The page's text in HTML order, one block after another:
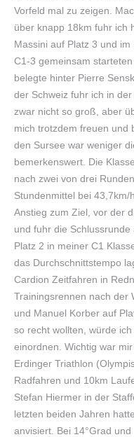
Vorfeld mal zu zeigen.
über knapp 18km fuhr ich
Massini auf Platz 3 und
C1-3 gemeinsam
belegte hinter Pierre
der Schweiz fuhr ich in
zwar nicht so groß, aber
mich trotzdem freuen und
den Sursee war weniger
bemerkenswert. Die
nach zwei von drei
Stundenmittel bei
Anstieg zum Ziel, vor der
und fuhr die
Platz 2 in meiner C1
das Durchschnittstempo
Cardion Zeitfahren in
Trainingsrennen nach der
und Manuel Korber auf
so recht wollten, würde
einordnen. Wichtig war
Erdinger Triathlon
Radfahren und 10km
Stefan Hiermer in der
letzten beiden Jahren
anvisiert. Bei 14°Grad